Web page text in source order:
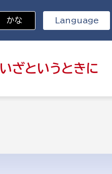
いざと いうときに
避難場所
かな Language